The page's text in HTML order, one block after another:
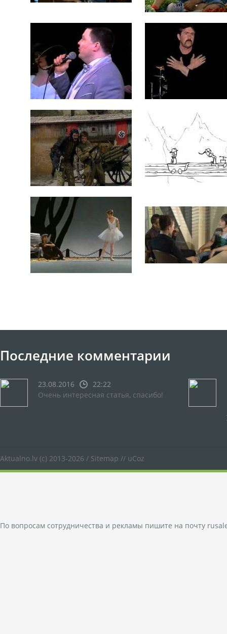
Последние комментарии
23.08.2016
22:22
Очень интересная статья, спасибо!
Aktualno.lv (c) 2013-2026 / Sitemap // uCoz
По вопросам сотрудничества и рекламы пишите на почту